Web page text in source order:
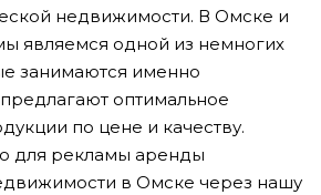
недвижимости. В Омске и
являемся одной из немногих
занимаются именно
оптимальное
по цене и качеству.
для рекламы аренды
в Омске через нашу